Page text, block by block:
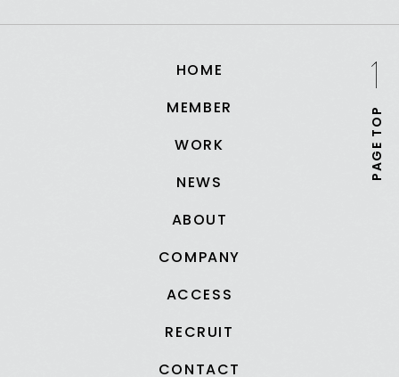
HOME
MEMBER
WORK
NEWS
ABOUT
COMPANY
ACCESS
RECRUIT
CONTACT
PAGE TOP